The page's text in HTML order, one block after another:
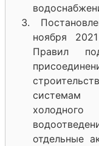
ноября
Правил
системам
отдельные